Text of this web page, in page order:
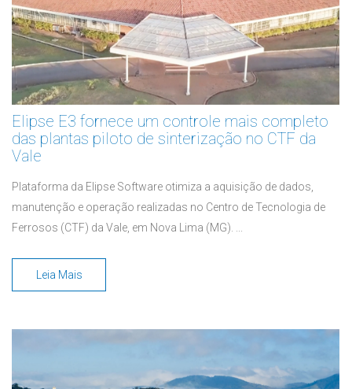
Elipse E3 fornece um controle mais completo
das plantas piloto de sinterização no CTF da
Vale
Plataforma da Elipse Software otimiza a aquisição de dados,
manutenção e operação realizadas no Centro de Tecnologia de
Ferrosos (CTF) da Vale, em Nova Lima (MG). ...
Leia Mais